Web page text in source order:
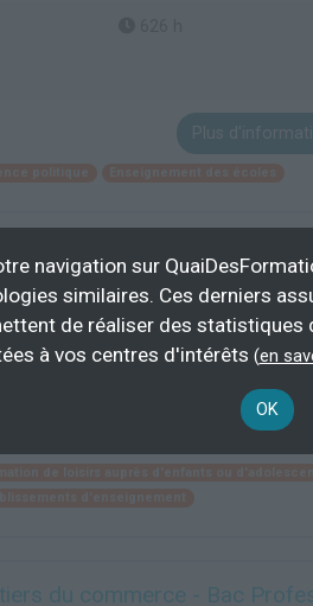
Plus
et sociales mention
Plus
du commerce - Bac
navigation sur
similaires. Ces derniers
de réaliser des
à vos centres d'intérêts (en
OK